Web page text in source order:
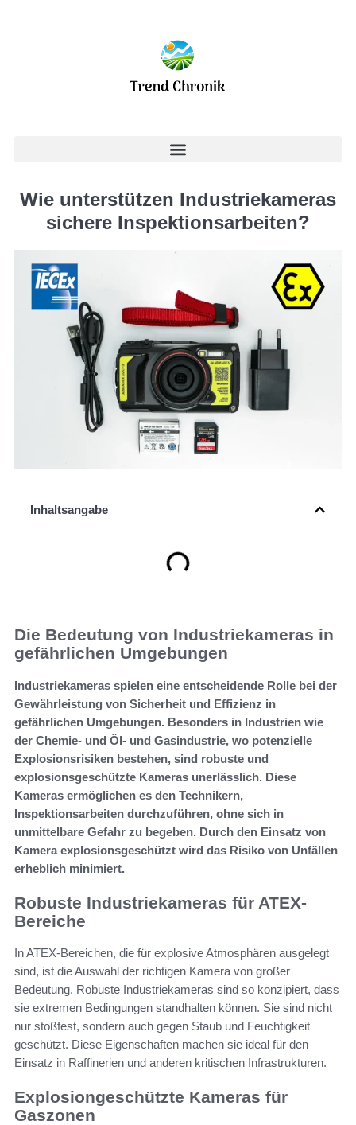
Wie unterstützen Industriekameras
sichere Inspektionsarbeiten?
Inhaltsangabe
Die Bedeutung von Industriekameras in
gefährlichen Umgebungen
Industriekameras spielen eine entscheidende Rolle bei der
Gewährleistung von Sicherheit und Effizienz in
gefährlichen Umgebungen. Besonders in Industrien wie
der Chemie- und Öl- und Gasindustrie, wo potenzielle
Explosionsrisiken bestehen, sind robuste und
explosionsgeschützte Kameras unerlässlich. Diese
Kameras ermöglichen es den Technikern,
Inspektionsarbeiten durchzuführen, ohne sich in
unmittelbare Gefahr zu begeben. Durch den Einsatz von
Kamera explosionsgeschützt wird das Risiko von Unfällen
erheblich minimiert.
Robuste Industriekameras für ATEX-
Bereiche
In ATEX-Bereichen, die für explosive Atmosphären ausgelegt
sind, ist die Auswahl der richtigen Kamera von großer
Bedeutung. Robuste Industriekameras sind so konzipiert, dass
sie extremen Bedingungen standhalten können. Sie sind nicht
nur stoßfest, sondern auch gegen Staub und Feuchtigkeit
geschützt. Diese Eigenschaften machen sie ideal für den
Einsatz in Raffinerien und anderen kritischen Infrastrukturen.
Explosiongeschützte Kameras für
Gaszonen